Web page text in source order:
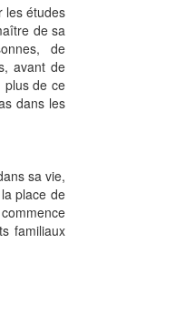
les études
de sa
de
avant de
plus de ce
dans les
sa vie,
place de
familiaux